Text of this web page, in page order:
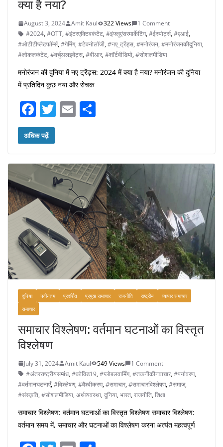
क्या है नया?
August 3, 2024 Amit Kaul 322 Views
1 Comment
#2024,#OTT,#इंटरएक्टिवकंटेंट,#इंफ्लुएंसरमार्केटिंग,#ईस्पोर्ट्स,#एआई,
#ओटीटीप्लेटफॉर्म्स,#गेमिंग,#टेक्नोलॉजी,#नए_ट्रेंड्स,#मनोरंजन,#मनोरंजनकीदुनिया,
#लोकलकंटेंट,#वर्चुअलइवेंट्स,#वीआर,#शॉर्टवीडियो,#सोशलमीडिया
मनोरंजन की दुनिया में नए ट्रेंड्स: 2024 में क्या है नया? मनोरंजन की दुनिया
में प्रतिदिन कुछ नया और रोचक
F
a
c
b
o
o
k
T E
अधिक पढ़ें
दुनिया नवीनतम प्रदर्शित प्रमुख समाचार राजनीति राष्ट्रीय
व्यापार समाचार
समाचार
समाचार विश्लेषण: वर्तमान घटनाओं का विस्तृत
विश्लेषण
July 31, 2024 Amit Kaul 549 Views
1 Comment
#अंतरराष्ट्रीयसम्बंध,#कोविड19,#ग्लोबलवार्मिंग,#तकनीकीनवाचार,#पर्यावरण,
#वर्तमानघटनाएँ,#विश्लेषण,#वैश्वीकरण,#समाचार,#समाचारविश्लेषण,#समाज,
#संस्कृति,#सोशलमीडिया,अर्थव्यवस्था,दुनिया,भारत,राजनीति,शिक्षा
समाचार विश्लेषण: वर्तमान घटनाओं का विस्तृत विश्लेषण समाचार विश्लेषण:
वर्तमान समय में, समाचार और घटनाओं का विश्लेषण करना अत्यंत महत्वपूर्ण